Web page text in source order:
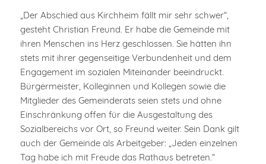
„Der Abschied aus Kirchheim fällt mir sehr schwer“,
gesteht Christian Freund. Er habe die Gemeinde mit
ihren Menschen ins Herz geschlossen. Sie hätten ihn
stets mit ihrer gegenseitige Verbundenheit und dem
Engagement im sozialen Miteinander beeindruckt.
Bürgermeister, Kolleginnen und Kollegen sowie die
Mitglieder des Gemeinderats seien stets und ohne
Einschränkung offen für die Ausgestaltung des
Sozialbereichs vor Ort, so Freund weiter. Sein Dank gilt
auch der Gemeinde als Arbeitgeber: „Jeden einzelnen
Tag habe ich mit Freude das Rathaus betreten.“